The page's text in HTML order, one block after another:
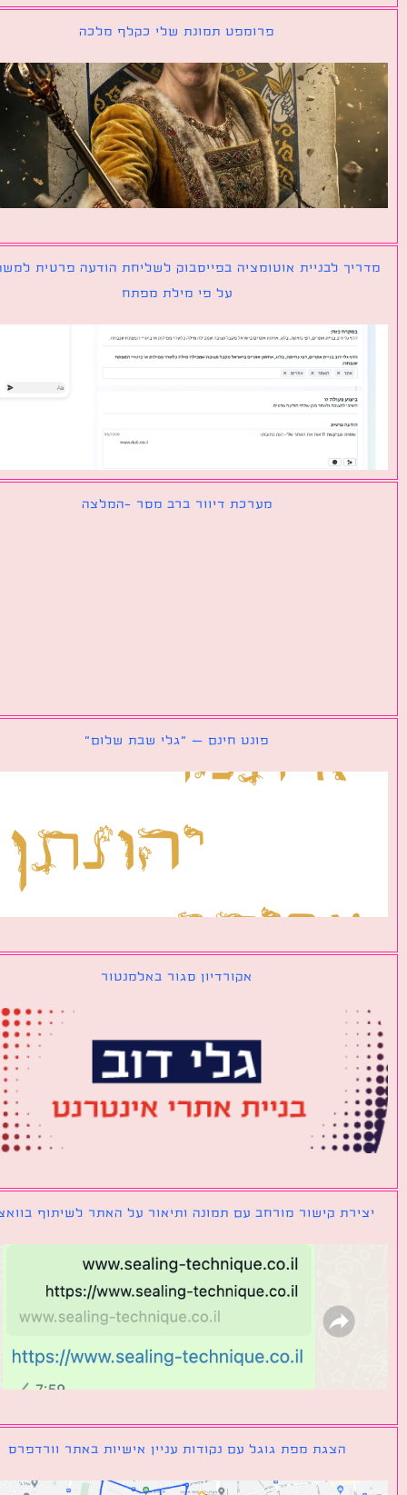
פרומפט תמונת שלי כקלף מלכה
לבניית אוטומציה בפייסבוק לשליחת הודעה פרטית למשתמש
על פי מילת מפתח
מערכת דיוור ברב מסר -המלצה
פונט חינם – ״גלי שבת שלום״
אקורדיון סגור באלמנטור
קישור מורחב עם תמונה ותיאור על האתר לשיתוף בוואצאפ
הצגת מפת גוגל עם נקודות עניין אישיות באתר וורדפרס